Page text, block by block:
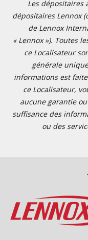
Les dépositaires
dépositaires Lennox
de Lennox
« Lennox »). Toutes
ce Localisateur
générale
informations est
ce Localisateur,
aucune garantie
suffisance des
ou des